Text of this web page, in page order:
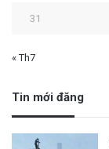
31
« Th7
Tin mới đăng